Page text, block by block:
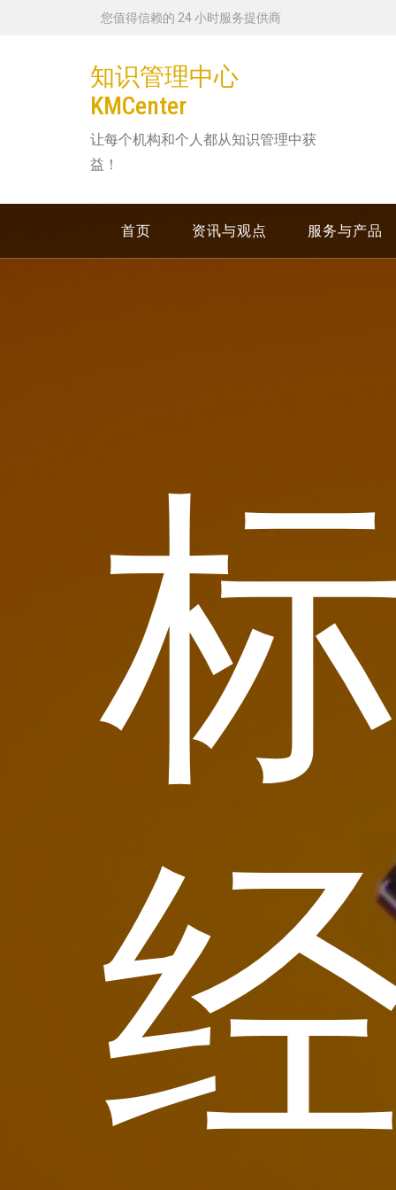
您值得信赖的 24 小时服务提供商
知识管理中心
KMCenter
让每个机构和个人都从知识管理中获
益！
首页 资讯与观点 服务与产品